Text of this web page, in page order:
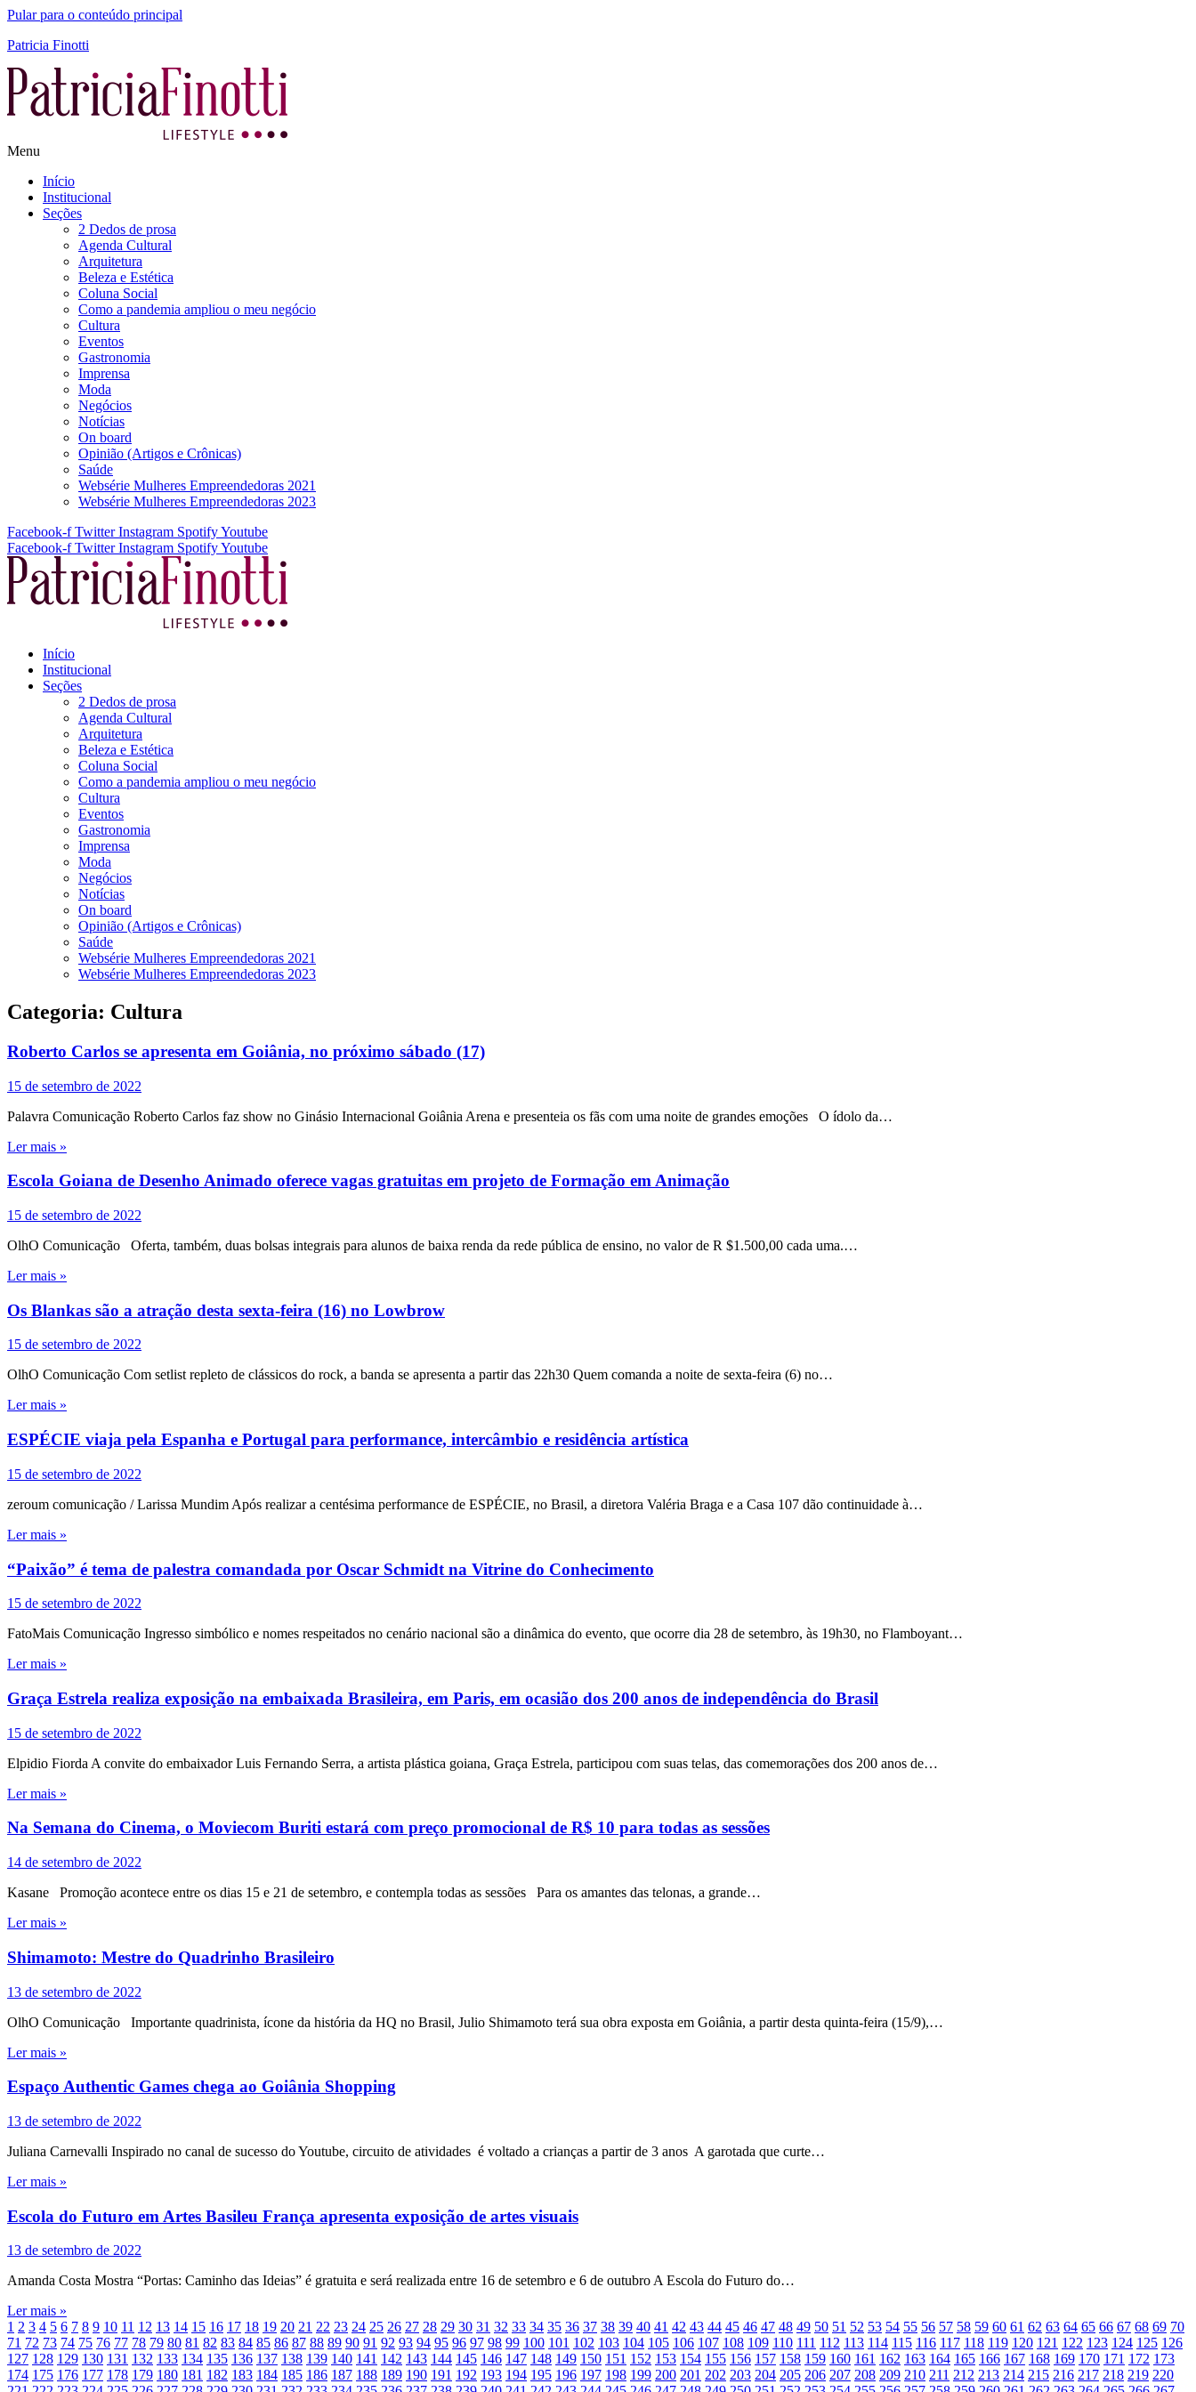
Pular para o conteúdo principal
Patricia Finotti
Menu
Início
Institucional
Seções
2 Dedos de prosa
Agenda Cultural
Arquitetura
Beleza e Estética
Coluna Social
Como a pandemia ampliou o meu negócio
Cultura
Eventos
Gastronomia
Imprensa
Moda
Negócios
Notícias
On board
Opinião (Artigos e Crônicas)
Saúde
Websérie Mulheres Empreendedoras 2021
Websérie Mulheres Empreendedoras 2023
Facebook-f Twitter Instagram SpotifyYoutube
Facebook-f Twitter Instagram SpotifyYoutube
Início
Institucional
Seções
2 Dedos de prosa
Agenda Cultural
Arquitetura
Beleza e Estética
Coluna Social
Como a pandemia ampliou o meu negócio
Cultura
Eventos
Gastronomia
Imprensa
Moda
Negócios
Notícias
On board
Opinião (Artigos e Crônicas)
Saúde
Websérie Mulheres Empreendedoras 2021
Websérie Mulheres Empreendedoras 2023
Categoria: Cultura
Roberto Carlos se apresenta em Goiânia, no próximo sábado (17)
15 de setembro de 2022
Palavra Comunicação Roberto Carlos faz show no Ginásio Internacional Goiânia Arena e presenteia os fãs com uma noite de grandes emoções O ídolo da…
Ler mais »
Escola Goiana de Desenho Animado oferece vagas gratuitas em projeto de Formação em Animação
15 de setembro de 2022
OlhO Comunicação Oferta, também, duas bolsas integrais para alunos de baixa renda da rede pública de ensino, no valor de R $1.500,00 cada uma.…
Ler mais »
Os Blankas são a atração desta sexta-feira (16) no Lowbrow
15 de setembro de 2022
OlhO Comunicação Com setlist repleto de clássicos do rock, a banda se apresenta a partir das 22h30 Quem comanda a noite de sexta-feira (6) no…
Ler mais »
ESPÉCIE viaja pela Espanha e Portugal para performance, intercâmbio e residência artística
15 de setembro de 2022
zeroum comunicação / Larissa Mundim Após realizar a centésima performance de ESPÉCIE, no Brasil, a diretora Valéria Braga e a Casa 107 dão continuidade à…
Ler mais »
“Paixão” é tema de palestra comandada por Oscar Schmidt na Vitrine do Conhecimento
15 de setembro de 2022
FatoMais Comunicação Ingresso simbólico e nomes respeitados no cenário nacional são a dinâmica do evento, que ocorre dia 28 de setembro, às 19h30, no Flamboyant…
Ler mais »
Graça Estrela realiza exposição na embaixada Brasileira, em Paris, em ocasião dos 200 anos de independência do Brasil
15 de setembro de 2022
Elpidio Fiorda A convite do embaixador Luis Fernando Serra, a artista plástica goiana, Graça Estrela, participou com suas telas, das comemorações dos 200 anos de…
Ler mais »
Na Semana do Cinema, o Moviecom Buriti estará com preço promocional de R$ 10 para todas as sessões
14 de setembro de 2022
Kasane Promoção acontece entre os dias 15 e 21 de setembro, e contempla todas as sessões Para os amantes das telonas, a grande…
Ler mais »
Shimamoto: Mestre do Quadrinho Brasileiro
13 de setembro de 2022
OlhO Comunicação Importante quadrinista, ícone da história da HQ no Brasil, Julio Shimamoto terá sua obra exposta em Goiânia, a partir desta quinta-feira (15/9),…
Ler mais »
Espaço Authentic Games chega ao Goiânia Shopping
13 de setembro de 2022
Juliana Carnevalli Inspirado no canal de sucesso do Youtube, circuito de atividades é voltado a crianças a partir de 3 anos A garotada que curte…
Ler mais »
Escola do Futuro em Artes Basileu França apresenta exposição de artes visuais
13 de setembro de 2022
Amanda Costa Mostra “Portas: Caminho das Ideias” é gratuita e será realizada entre 16 de setembro e 6 de outubro A Escola do Futuro do…
Ler mais »
1 2 3 4 5 6 7 8 9 10 11 12 13 14 15 16 17 18 19 20 21 22 23 24 25 26 27 28 29 30 31 32 33 34 35 36 37 38 39 40 41 42 43 44 45 46 47 48 49 50 51 52 53 54 55 56 57 58 59 60 61 62 63 64 65 66 67 68 69 70
71 72 73 74 75 76 77 78 79 80 81 82 83 84 85 86 87 88 89 90 91 92 93 94 95 96 97 98 99 100 101 102 103 104 105 106 107 108 109 110 111 112 113 114 115 116 117 118 119 120 121 122 123 124 125 126
127 128 129 130 131 132 133 134 135 136 137 138 139 140 141 142 143 144 145 146 147 148 149 150 151 152 153 154 155 156 157 158 159 160 161 162 163 164 165 166 167 168 169 170 171 172 173
174 175 176 177 178 179 180 181 182 183 184 185 186 187 188 189 190 191 192 193 194 195 196 197 198 199 200 201 202 203 204 205 206 207 208 209 210 211 212 213 214 215 216 217 218 219 220